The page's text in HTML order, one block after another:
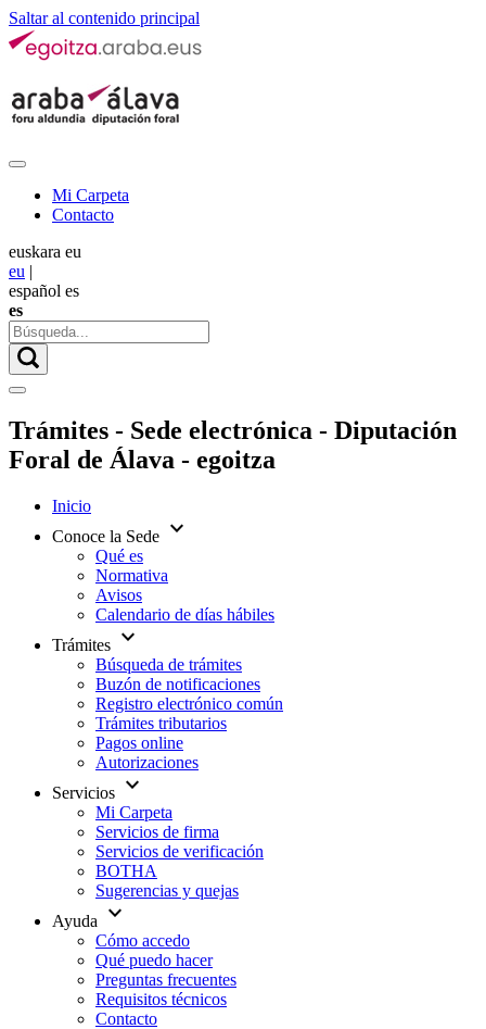
Saltar al contenido principal
Mi Carpeta
Contacto
euskara eu
eu |
español es
es
Trámites - Sede electrónica - Diputación
Foral de Álava - egoitza
Inicio
Conoce la Sede expand_more
Qué es
Normativa
Avisos
Calendario de días hábiles
Trámites expand_more
Búsqueda de trámites
Buzón de notificaciones
Registro electrónico común
Trámites tributarios
Pagos online
Autorizaciones
Servicios expand_more
Mi Carpeta
Servicios de firma
Servicios de verificación
BOTHA
Sugerencias y quejas
Ayuda
expand_more
Cómo accedo
Qué puedo hacer
Preguntas frecuentes
Requisitos técnicos
Contacto